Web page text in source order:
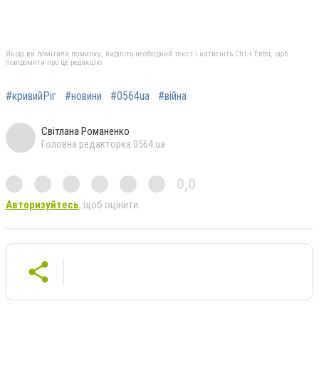
Якщо ви помітили помилку, виділіть необхідний текст і натисніть Ctrl + Enter, щоб
повідомити про це редакцію
#кривийРіг #новини #0564ua #війна
Світлана Романенко
Головна редакторка 0564.ua
0,0
Авторизуйтесь, щоб оцінити